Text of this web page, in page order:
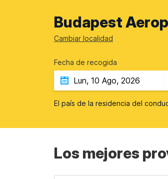
Budapest
Cambiar localidad
Fecha de recogida
El país de la residencia del
Los mejores